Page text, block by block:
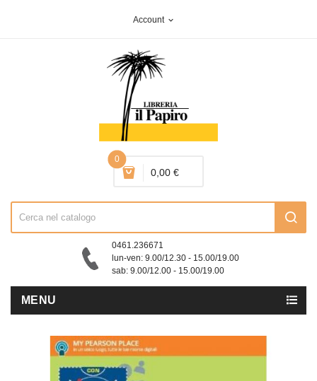
Account expand_more
0
0,00 €
0461.236671
lun-ven: 9.00/12.30 - 15.00/19.00
sab: 9.00/12.00 - 15.00/19.00
MENU